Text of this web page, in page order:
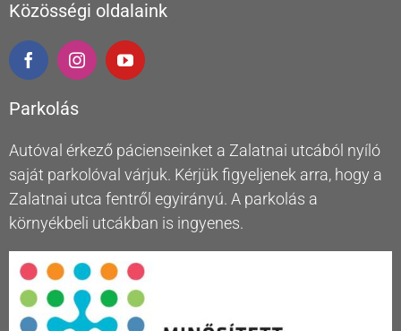
Közösségi oldalaink
Parkolás
Autóval érkező pácienseinket a Zalatnai utcából nyíló
saját parkolóval várjuk. Kérjük figyeljenek arra, hogy a
Zalatnai utca fentről egyirányú. A parkolás a
környékbeli utcákban is ingyenes.